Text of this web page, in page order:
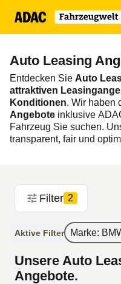
Auto Leasing
Entdecken Sie Auto
attraktiven
Konditionen. Wir haben
Angebote inklusive
Fahrzeug Sie suchen. Unsere Leasingangebote sind
transparent, fair und
Klicken Sie sich durch
finden Sie Ihren
Filter 2
Aktive Filter Marke:
Unsere Auto
Angebote.